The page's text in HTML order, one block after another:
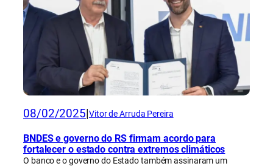
08/02/2025 Vitor de Arruda Pereira
BNDES e governo do RS firmam acordo para
fortalecer o estado contra extremos climáticos
O banco e o governo do Estado também assinaram um